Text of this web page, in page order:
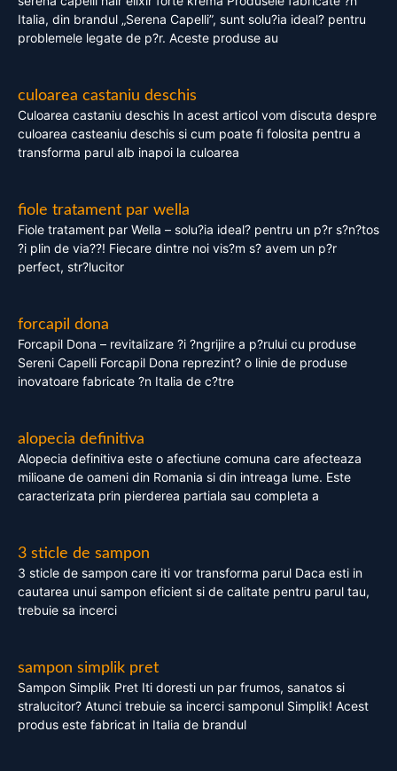
Italia, din brandul „Serena Capelli”, sunt solu?ia ideal? pentru
problemele legate de p?r. Aceste produse au
culoarea castaniu deschis
Culoarea castaniu deschis In acest articol vom discuta despre
culoarea casteaniu deschis si cum poate fi folosita pentru a
transforma parul alb inapoi la culoarea
fiole tratament par wella
Fiole tratament par Wella – solu?ia ideal? pentru un p?r s?n?tos
?i plin de via??! Fiecare dintre noi vis?m s? avem un p?r
perfect, str?lucitor
forcapil dona
Forcapil Dona – revitalizare ?i ?ngrijire a p?rului cu produse
Sereni Capelli Forcapil Dona reprezint? o linie de produse
inovatoare fabricate ?n Italia de c?tre
alopecia definitiva
Alopecia definitiva este o afectiune comuna care afecteaza
milioane de oameni din Romania si din intreaga lume. Este
caracterizata prin pierderea partiala sau completa a
3 sticle de sampon
3 sticle de sampon care iti vor transforma parul Daca esti in
cautarea unui sampon eficient si de calitate pentru parul tau,
trebuie sa incerci
sampon simplik pret
Sampon Simplik Pret Iti doresti un par frumos, sanatos si
stralucitor? Atunci trebuie sa incerci samponul Simplik! Acest
produs este fabricat in Italia de brandul